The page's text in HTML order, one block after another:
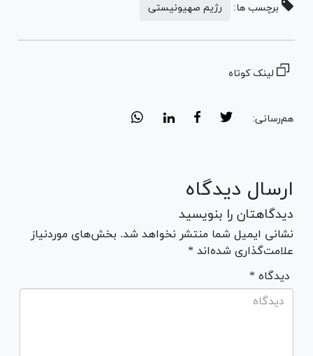
برچسب ها: رژیم صهیونیستی
لینک کوتاه
هم‌رسانی:
ارسال دیدگاه
دیدگاهتان را بنویسید
نشانی ایمیل شما منتشر نخواهد شد. بخش‌های موردنیاز
علامت‌گذاری شده‌اند *
* دیدگاه